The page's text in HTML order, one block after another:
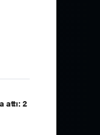
attı: 2